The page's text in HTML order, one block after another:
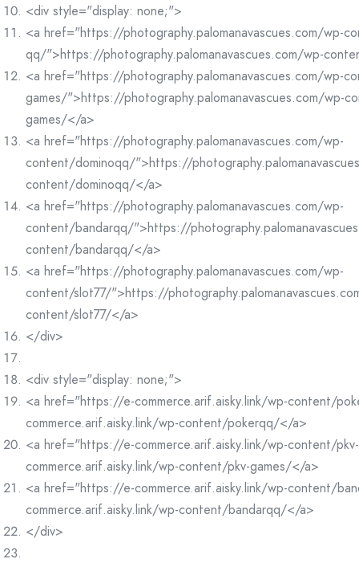
<div style="display: none;">
<a href="https://photography.palomanavascues.com/wp-
qq/">https://photography.palomanavascues.com/wp-
<a href="https://photography.palomanavascues.com/wp-
games/">https://photography.palomanavascues.com/wp-
games/</a>
<a href="https://photography.palomanavascues.com/wp-
content/dominoqq/">https://
content/dominoqq/</a>
<a href="https://photography.palomanavascues.com/wp-
content/bandarqq/">https://
content/bandarqq/</a>
<a href="https://photography.palomanavascues.com/wp-
content/slot77/">https://
content/slot77/</a>
</div>
<div style="display: none;">
<a href="https://e-commerce.arif.aisky.link/wp-content/
commerce.arif.aisky.link/wp-content/pokerqq/</a>
<a href="https://e-commerce.arif.aisky.link/wp-content/
commerce.arif.aisky.link/wp-content/pkv-games/</a>
<a href="https://e-commerce.arif.aisky.link/wp-content/
commerce.arif.aisky.link/wp-content/bandarqq/</a>
</div>